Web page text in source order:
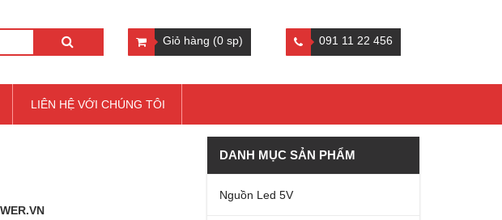
Giỏ hàng (0 sp) 091 11 22 456
LIÊN HỆ VỚI CHÚNG TÔI
DANH MỤC SẢN PHẨM
Nguồn Led 5V